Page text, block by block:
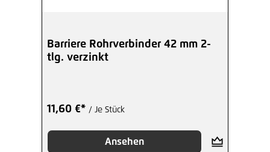
Barriere Rohrverbinder 42 mm 2-
tlg. verzinkt
11,60 €* / Je Stück
Ansehen